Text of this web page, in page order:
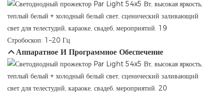
Стробоскоп: 1–20 Гц
Аппаратное И Программное Обеспечение